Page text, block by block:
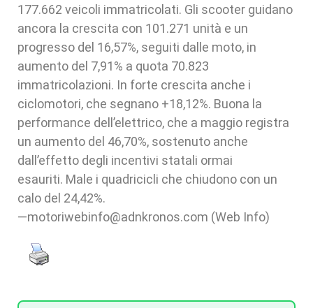
177.662 veicoli immatricolati. Gli scooter guidano
ancora la crescita con 101.271 unità e un
progresso del 16,57%, seguiti dalle moto, in
aumento del 7,91% a quota 70.823
immatricolazioni. In forte crescita anche i
ciclomotori, che segnano +18,12%. Buona la
performance dell’elettrico, che a maggio registra
un aumento del 46,70%, sostenuto anche
dall’effetto degli incentivi statali ormai
esauriti. Male i quadricicli che chiudono con un
calo del 24,42%.
—motoriwebinfo@adnkronos.com (Web Info)